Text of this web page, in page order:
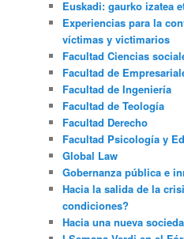
Euskadi: gaurko izatea
Experiencias para la
víctimas y victimarios
Facultad Ciencias
Facultad de
Facultad de Ingeniería
Facultad de Teología
Facultad Derecho
Facultad Psicología y
Global Law
Gobernanza pública e
Hacia la salida de la
condiciones?
Hacia una nueva